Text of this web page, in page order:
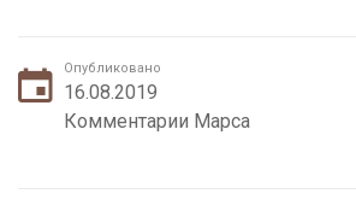
Опубликовано
16.08.2019
Комментарии Марса